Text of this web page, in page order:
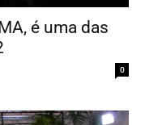
é uma das
0